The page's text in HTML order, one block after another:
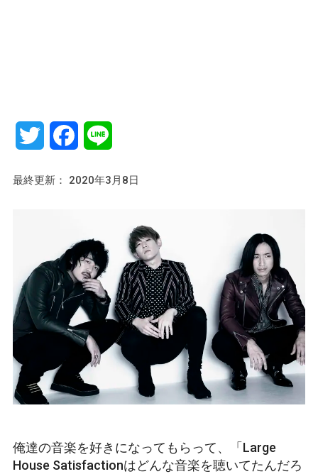
Twitter Facebook
最終更新： 2020年3月8日
俺達の音楽を好きになってもらって、「Large
House Satisfactionはどんな音楽を聴いてたんだろ